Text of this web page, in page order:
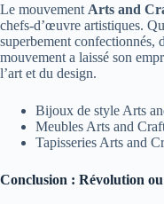
Le mouvement Arts and
chefs-d’œuvre artistiques.
superbement confectionnés,
mouvement a laissé son
l’art et du design.
Bijoux de style Arts
Meubles Arts and
Tapisseries Arts and
Conclusion : Révolution